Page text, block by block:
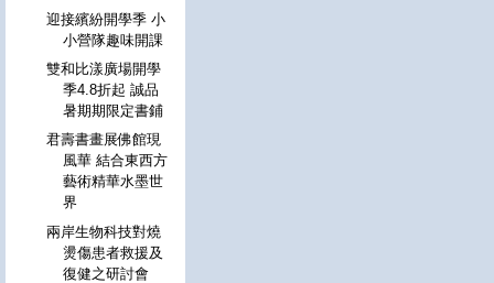
迎接繽紛開學季 小
小營隊趣味開課
雙和比漾廣場開學
季4.8折起 誠品
暑期期限定書鋪
君壽書畫展佛館現
風華 結合東西方
藝術精華水墨世
界
兩岸生物科技對燒
燙傷患者救援及
復健之研討會